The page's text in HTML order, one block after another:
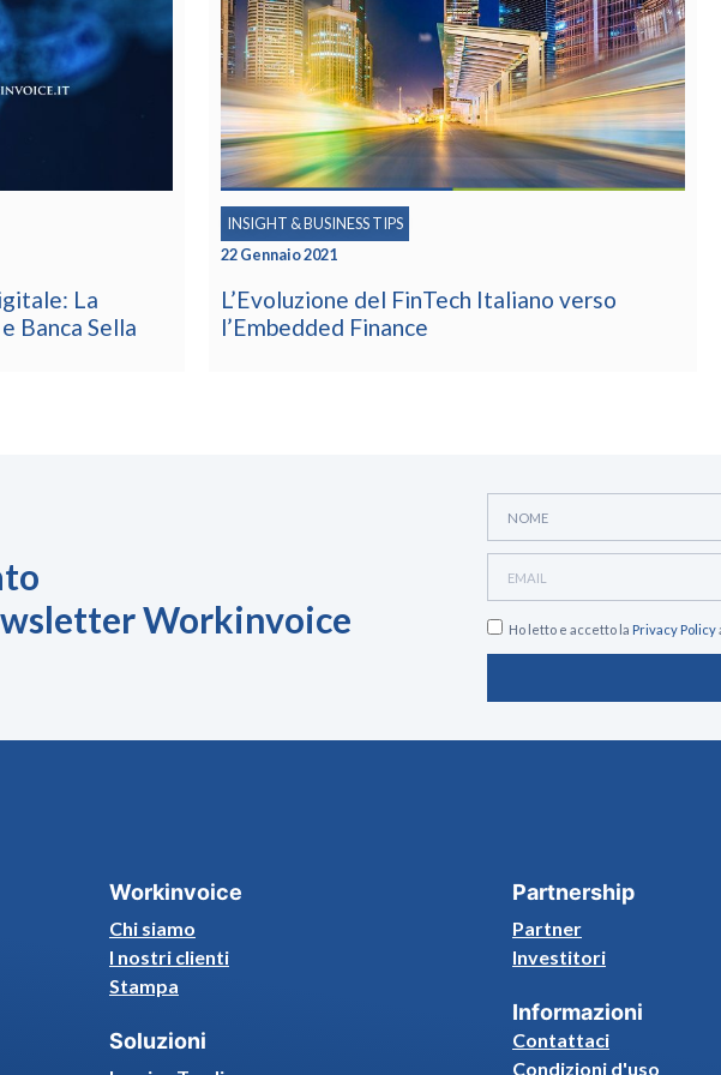
verso
INSIGHT & BUSINESS TIPS
4 Dicembre 2020
Il Futuro della Finanza d’Impresa: Velocità,
Specializzazione e Dati
Workinvoice
Ho letto e accetto la Privacy Policy
Workinvoice
Chi siamo
I nostri clienti
Stampa
Soluzioni
Partnership
Partner
Investitori
Informazioni
Contattaci
Condizioni d'uso